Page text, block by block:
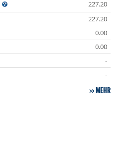
227.20
227.20
0.00
0.00
-
-
MEHR